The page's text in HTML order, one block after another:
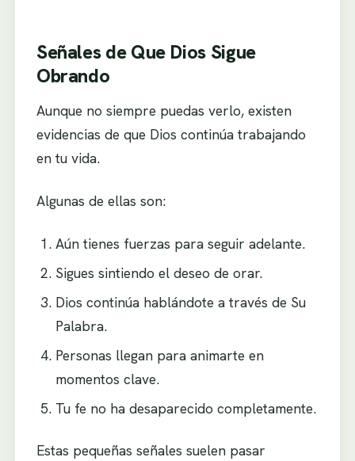
Señales de Que Dios Sigue
Obrando
Aunque no siempre puedas verlo, existen
evidencias de que Dios continúa trabajando
en tu vida.
Algunas de ellas son:
Aún tienes fuerzas para seguir adelante.
Sigues sintiendo el deseo de orar.
Dios continúa hablándote a través de Su
Palabra.
Personas llegan para animarte en
momentos clave.
Tu fe no ha desaparecido completamente.
Estas pequeñas señales suelen pasar